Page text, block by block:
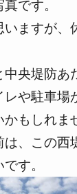
です。
ますが、
中央堤防あ
や駐車場
もしれま
、この西
す。